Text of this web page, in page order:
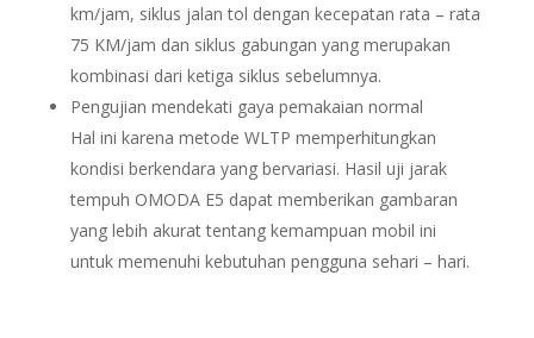
km/jam, siklus jalan tol dengan kecepatan rata – rata
75 KM/jam dan siklus gabungan yang merupakan
kombinasi dari ketiga siklus sebelumnya.
Pengujian mendekati gaya pemakaian normal
Hal ini karena metode WLTP memperhitungkan
kondisi berkendara yang bervariasi. Hasil uji jarak
tempuh OMODA E5 dapat memberikan gambaran
yang lebih akurat tentang kemampuan mobil ini
untuk memenuhi kebutuhan pengguna sehari – hari.